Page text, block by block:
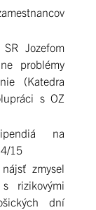
Jozefom
problémy
(Katedra
s OZ
na
15
zmysel
rizikovými
dní